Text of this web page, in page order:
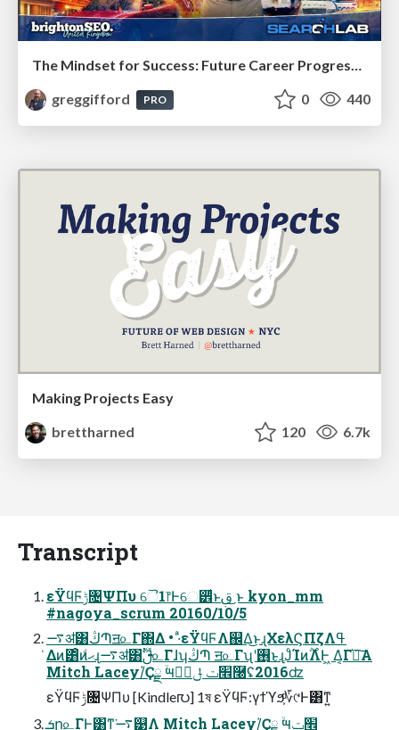
The Mindset for Success: Future Career Progression
greggifford
PRO 0 440
Making Projects Easy
brettharned
120 6.7k
Transcript
εΫϥϜݱ৔ΨΠυ ୈ1෦Ͱେ੾ͩͱࢥ͏ ͜ͱ kyon_mm
#nagoya_scrum 20160/10/5
࠷ॳ͸ڭՊॻ௨Γ΍Δ • ·ͣεΫϥϜΛ஌Δ͜ͱɻΧελϚΠζΛߟ
͑Δͷ͸ͦͷޙͩɻ࠷ॳ͸ࢦࣔ௨ΓɺʮڭՊ ॻ௨Γʯʹ࢖͏͜ͱɻֶͿͨΊͷ࣌ؒΛͰ͖ Δ͔͗Γ֬อ͠Α͏
Mitch Lacey/҆Ҫྗ ۙ౻׮ت ݪాٍ࿠ʢ2016ʣ
εΫϥϜݱ৔ΨΠυ [Kindle൛] 1ষ εΫϥϜ:γϯϓϧ͕ͩ؆୯Ͱ͸ͳ͍
ܭը௨ΓͰ͸ͳ͘࠷୹Λ Mitch Lacey/҆Ҫྗ ۙ౻׮ت